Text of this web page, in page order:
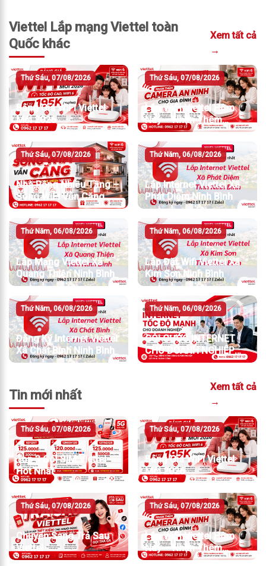
Viettel Lắp mạng Viettel toàn
Quốc khác
Xem tất cả
→
Thứ Sáu, 07/08/2026
Bảng Giá WiFi Viettel
Mới 2026
Thứ Sáu, 07/08/2026
Lắp WiFi Viettel Hôm
Nay – Nhận Thêm
Camera An Ninh
Thứ Sáu, 07/08/2026
Nhà Rộng Nhiều Tầng –
Sóng WiFi Vẫn Căng
Thứ Năm, 06/08/2026
Lắp Internet Viettel Xã
Phát Diệm Ninh Bình
Thứ Năm, 06/08/2026
Lắp Mạng Viettel Xã
Quang Thiện Ninh Bình
Thứ Năm, 06/08/2026
Lắp Đặt Wifi Viettel Xã
Kim Sơn Ninh Bình
Thứ Năm, 06/08/2026
Đăng Ký Internet Viettel
Xã Chất Bình Ninh Bình
Thứ Năm, 06/08/2026
GÓI CƯỚC INTERNET
CHO DOANH NGHIỆP
TỐC ĐỘ MẠNH
Tin mới nhất
Xem tất cả
→
Thứ Sáu, 07/08/2026
Top 3 Gói SIM Viettel
Hot Nhất
Thứ Sáu, 07/08/2026
Bảng Giá WiFi Viettel
Mới 2026
Thứ Sáu, 07/08/2026
Chuyển Sang Trả Sau
Viettel
Thứ Sáu, 07/08/2026
Lắp WiFi Viettel Hôm
Nay – Nhận Thêm
Camera An Ninh